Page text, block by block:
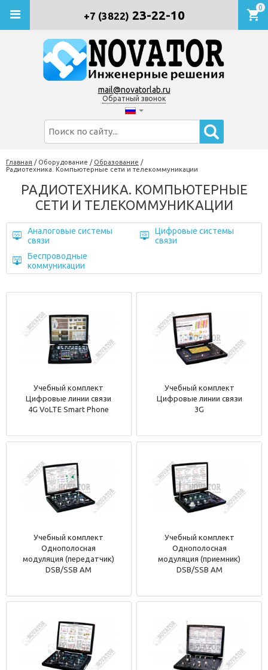
+7 (3822) 23-22-10
mail@novatorlab.ru
Обратный звонок
0
Главная / Оборудование / Образование /
Радиотехника. Компьютерные сети и телекоммуникации
РАДИОТЕХНИКА. КОМПЬЮТЕРНЫЕ
СЕТИ И ТЕЛЕКОММУНИКАЦИИ
Аналоговые системы
связи
Цифровые системы
связи
Беспроводные
коммуникации
Учебный комплект
Цифровые линии связи
4G VoLTE Smart Phone
Учебный комплект
Цифровые линии связи
3G
Учебный комплект
Однополосная
модуляция (передатчик)
DSB/SSB AM
Учебный комплект
Однополосная
модуляция (приемник)
DSB/SSB AM